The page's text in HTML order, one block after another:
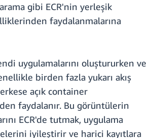
gibi ECR'nin yerleşik
faydalanmalarına
uygulamalarını oluştururken ve
birden fazla yukarı akış
açık container
faydalanır. Bu görüntülerin
ECR'de tutmak, uygulama
iyileştirir ve harici kayıtlara